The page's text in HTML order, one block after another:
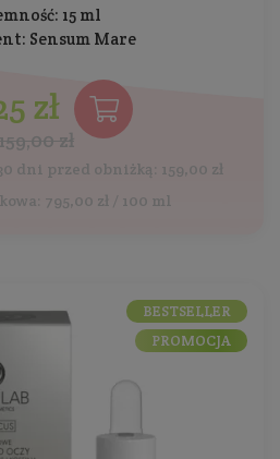
15 ml
Sensum Mare
zł
zł
dni przed obniżką: 159,00 zł
795,00 zł / 100 ml
BESTSELLER
PROMOCJA